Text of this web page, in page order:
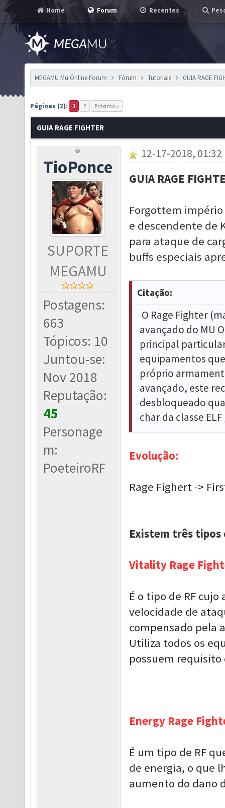
Home Forum Recentes
MEGAMU Mu Online Forum Fórum Tutoriais GUIA RAGE
Páginas (2): 1 2 Próximo »
GUIA RAGE FIGHTER
TioPonce
SUPORTE
MEGAMU
Postagens:
663
Tópicos: 10
Juntou-se:
Nov 2018
Reputação:
45
Personage
m:
PoeteiroRF
12-17-2018, 01:32
GUIA RAGE
Forgottem império
e descendente de
para ataque de
buffs especiais
Citação:
O Rage Fighter
avançado do MU
principal
equipamentos
próprio
avançado, este
desbloqueado
char da classe ELF
Evolução:
Rage Fighert ->
Existem três tipos
Vitality Rage
É o tipo de RF
velocidade de
compensado pela
Utiliza todos os
possuem
Energy Rage
É um tipo de RF
de energia, o que
aumento do dano